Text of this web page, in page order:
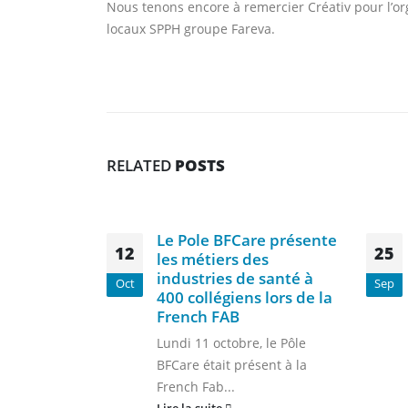
Nous tenons encore à remercier Créativ pour
locaux SPPH groupe Fareva.
RELATED POSTS
12
Oct
Le Pole BFCare présente
les métiers des
industries de santé à
400 collégiens lors de la
French FAB
Lundi 11 octobre, le Pôle
BFCare était présent à la
French Fab...
25
Sep